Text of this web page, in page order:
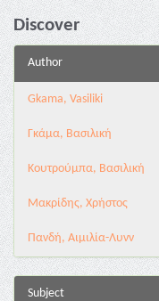
Discover
Author
Gkama, Vasiliki
Γκάμα, Βασιλική
Κουτρούμπα, Βασιλική
Μακρίδης, Χρήστος
Πανδή, Αιμιλία-Λυνν
Subject